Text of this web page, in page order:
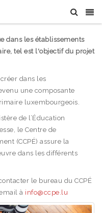
dans les établissements
tel est l'objectif du projet
dans les
une composante
luxembourgeois.
de l’Éducation
le Centre de
(CCPÉ) assure la
dans les différents
le bureau du CCPÉ
à info@ccpe.lu